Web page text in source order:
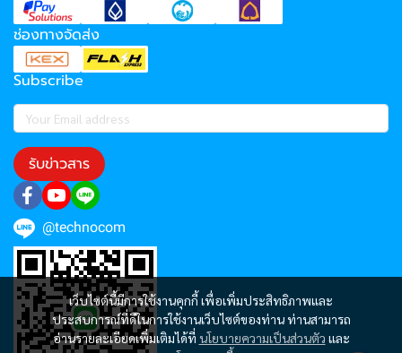
เว็บไซต์นี้มีการใช้งานคุกกี้ เพื่อเพิ่มประสิทธิภาพและ
ประสบการณ์ที่ดีในการใช้งานเว็บไซต์ของท่าน ท่านสามารถ
อ่านรายละเอียดเพิ่มเติมได้ที่ นโยบายความเป็นส่วนตัว และ
ช่องทางจัดส่ง
Subscribe
รับข่าวสาร
@technocom